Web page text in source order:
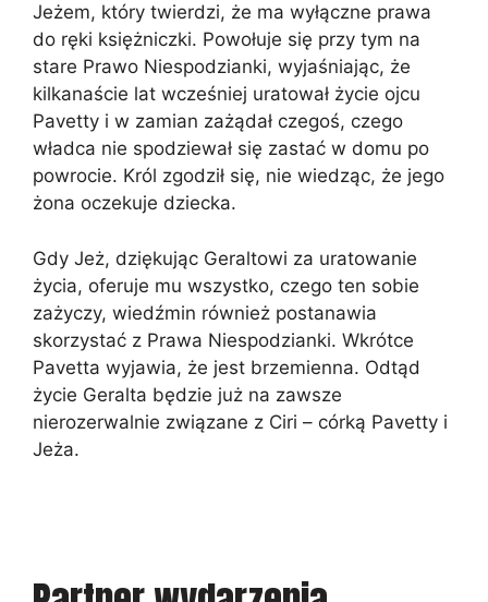
Jeżem, który twierdzi, że ma wyłączne prawa
do ręki księżniczki. Powołuje się przy tym na
stare Prawo Niespodzianki, wyjaśniając, że
kilkanaście lat wcześniej uratował życie ojcu
Pavetty i w zamian zażądał czegoś, czego
władca nie spodziewał się zastać w domu po
powrocie. Król zgodził się, nie wiedząc, że jego
żona oczekuje dziecka.
Gdy Jeż, dziękując Geraltowi za uratowanie
życia, oferuje mu wszystko, czego ten sobie
zażyczy, wiedźmin również postanawia
skorzystać z Prawa Niespodzianki. Wkrótce
Pavetta wyjawia, że jest brzemienna. Odtąd
życie Geralta będzie już na zawsze
nierozerwalnie związane z Ciri – córką Pavetty i
Jeża.